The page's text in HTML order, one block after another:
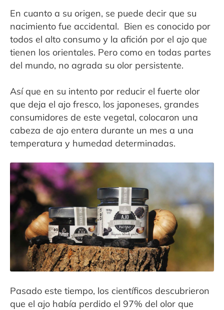
En cuanto a su origen, se puede decir que su
nacimiento fue accidental. Bien es conocido por
todos el alto consumo y la afición por el ajo que
tienen los orientales. Pero como en todas partes
del mundo, no agrada su olor persistente.
Así que en su intento por reducir el fuerte olor
que deja el ajo fresco, los japoneses, grandes
consumidores de este vegetal, colocaron una
cabeza de ajo entera durante un mes a una
temperatura y humedad determinadas.
Pasado este tiempo, los científicos descubrieron
que el ajo había perdido el 97% del olor que